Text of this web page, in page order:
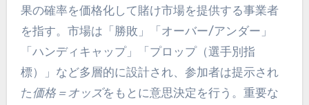
果の確率を価格化して賭け市場を提供する事業者
を指す。市場は「勝敗」「オーバー/アンダー」
「ハンディキャップ」「プロップ（選手別指
標）」など多層的に設計され、参加者は提示され
た 価格＝オッズをもとに意思決定を行う。重要な